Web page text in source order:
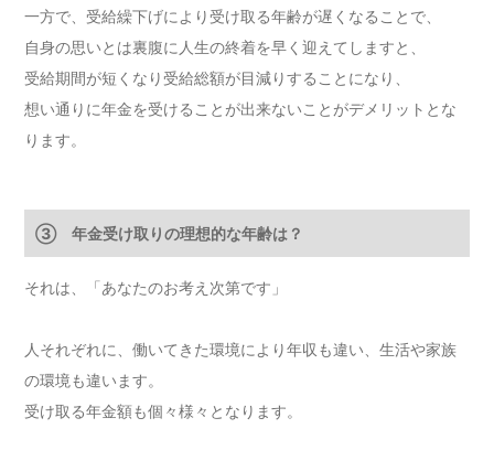
一方で、受給繰下げにより受け取る年齢が遅くなることで、
自身の思いとは裏腹に人生の終着を早く迎えてしますと、
受給期間が短くなり受給総額が目減りすることになり、
想い通りに年金を受けることが出来ないことがデメリットとな
ります。
③ 年金受け取りの理想的な年齢は？
それは、「あなたのお考え次第です」
人それぞれに、働いてきた環境により年収も違い、生活や家族
の環境も違います。
受け取る年金額も個々様々となります。